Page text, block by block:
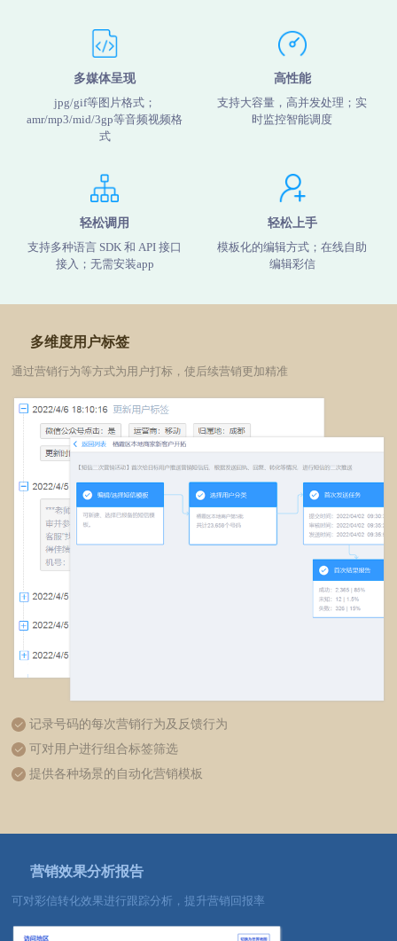
多媒体呈现
jpg/gif等图片格式；
amr/mp3/mid/3gp等音频视频格
式
高性能
支持大容量，高并发处理；实
时监控智能调度
轻松调用
支持多种语言 SDK 和 API 接口
接入；无需安装app
轻松上手
模板化的编辑方式；在线自助
编辑彩信
多维度用户标签
通过营销行为等方式为用户打标，使后续营销更加精准
记录号码的每次营销行为及反馈行为
可对用户进行组合标签筛选
提供各种场景的自动化营销模板
营销效果分析报告
可对彩信转化效果进行跟踪分析，提升营销回报率